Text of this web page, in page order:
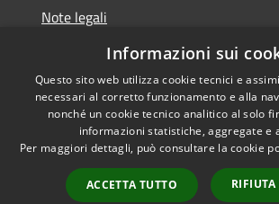
Note legali
Dichiarazione di accessibilità
Accessibilità
Informazioni sui
Questo sito web utilizza cookie tecnici e
necessari al corretto funzionamento e alla
nonché un cookie tecnico analitico al solo
informazioni statistiche, aggregate e
Per maggiori dettagli, può consultare la cookie
ACCETTA TUTTO RIFIUTA